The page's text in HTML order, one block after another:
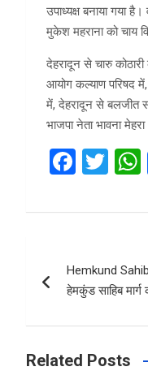
उपाध्यक्ष बनाया गया
मुकेश महराना को चाय
देहरादून से चारु
आयोग कल्याण परिषद में,
में, देहरादून से बलजीत
भाजपा नेता भावना
F
ce
o
o
k
T
tt
navigation
Hemkund
हेमकुंड साहिब
Related Posts